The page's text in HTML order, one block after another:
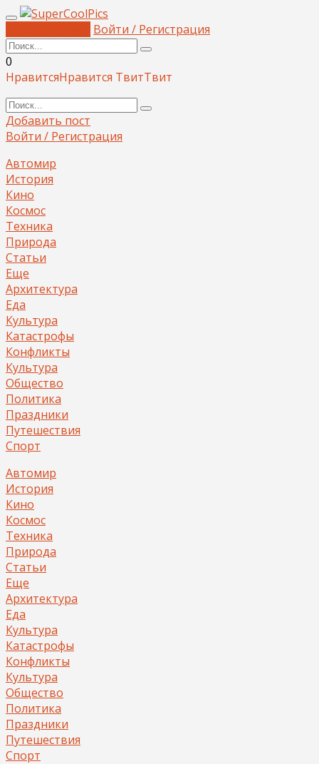
Войти / Регистрация
0
НравитсяНравится ТвитТвит
Добавить пост
Войти / Регистрация
Автомир
История
Кино
Космос
Техника
Природа
Статьи
Еще
Архитектура
Еда
Культура
Катастрофы
Конфликты
Культура
Общество
Политика
Праздники
Путешествия
Спорт
Автомир
История
Кино
Космос
Техника
Природа
Статьи
Еще
Архитектура
Еда
Культура
Катастрофы
Конфликты
Культура
Общество
Политика
Праздники
Путешествия
Спорт